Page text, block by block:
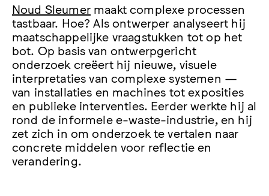
Noud Sleumermaakt complexe processen
tastbaar. Hoe? Als ontwerper analyseert hij
maatschappelijke vraagstukken tot op het
bot. Op basis van ontwerpgericht
onderzoek creëert hij nieuwe, visuele
interpretaties van complexe systemen —
van installaties en machines tot exposities
en publieke interventies. Eerder werkte hij al
rond de informele e-waste-industrie, en hij
zet zich in om onderzoek te vertalen naar
concrete middelen voor reflectie en
verandering.